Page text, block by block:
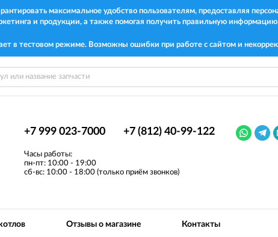
максимальное удобство пользователям, предоставляя
и продукции, а также помогая получить правильную
в тестовом режиме. Возможны ошибки при работе с сайтом и
+7 999 023-7000 +7 (812) 40-99-122
Часы работы:
пн-пт: 10:00 - 19:00
сб-вс: 10:00 - 18:00 (только приём звонков)
Отзывы о магазине Контакты